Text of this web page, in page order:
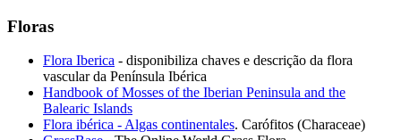
Floras
Flora Iberica - disponibiliza chaves e descrição da flora
vascular da Península Ibérica
Handbook of Mosses of the Iberian Peninsula and the
Balearic Islands
Flora ibérica - Algas continentales. Carófitos (Characeae)